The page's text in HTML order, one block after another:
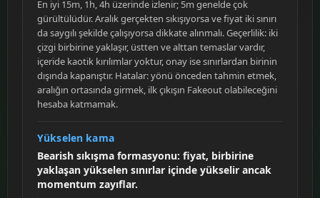
En iyi 15m, 1h, 4h üzerinde izlenir; 5m genelde çok
gürültülüdür. Aralık gerçekten sıkışıyorsa ve fiyat iki sınırı
da saygılı şekilde çalışıyorsa dikkate alınmalı. Geçerlilik: iki
çizgi birbirine yaklaşır, üstten ve alttan temaslar vardır,
içeride kaotik kırılımlar yoktur, onay ise sınırlardan birinin
dışında kapanıştır. Hatalar: yönü önceden tahmin etmek,
aralığın ortasında girmek, ilk çıkışın Fakeout olabileceğini
hesaba katmamak.
Yükselen kama
Bearish sıkışma formasyonu: fiyat, birbirine
yaklaşan yükselen sınırlar içinde yükselir ancak
momentum zayıflar.